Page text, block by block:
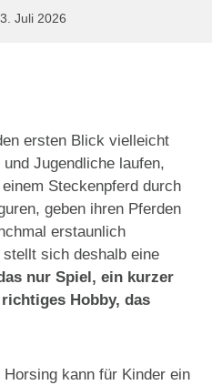
3. Juli 2026
ersten Blick vielleicht
Jugendliche laufen,
Steckenpferd durch
geben ihren Pferden
erstaunlich
sich deshalb eine
nur Spiel, ein kurzer
Hobby, das
kann für Kinder ein